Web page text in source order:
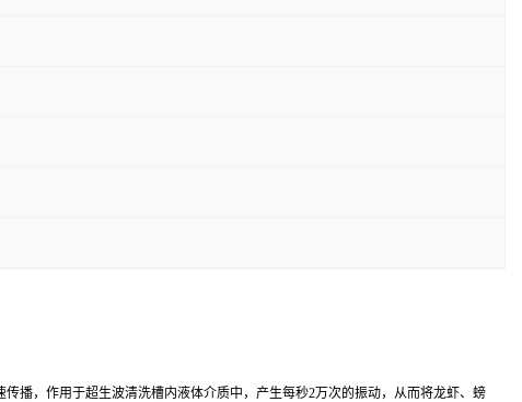
播，作用于超生波清洗槽内液体介质中，产生每秒2万次的振动，从而将龙虾、螃